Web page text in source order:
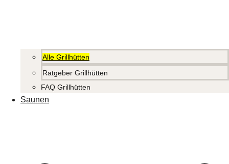
Alle Grillhütten
Ratgeber Grillhütten
FAQ Grillhütten
Saunen